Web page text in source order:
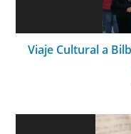
Viaje Cultural a